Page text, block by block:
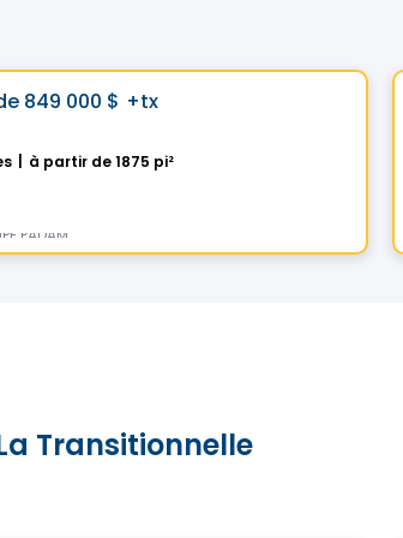
849 000 $ +tx
à partir de 1875 pi²
PADAM
Transitionnelle